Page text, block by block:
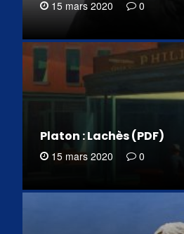
15 mars 2020 0
Platon : Lachès (PDF)
15 mars 2020 0